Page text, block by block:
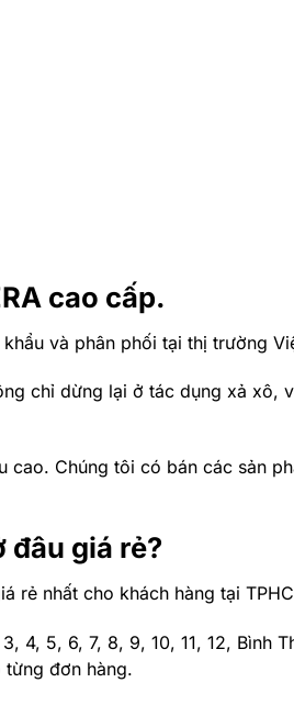
cao cấp.
và phân phối tại thị trường
chỉ dừng lại ở tác dụng xả
cao. Chúng tôi có bán các sản
giá rẻ?
rẻ nhất cho khách hàng tại
5, 6, 7, 8, 9, 10, 11, 12, Bình
từng đơn hàng.